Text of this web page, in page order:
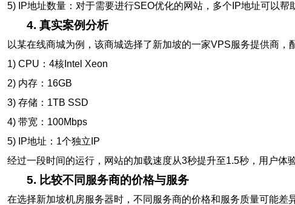
5) IP地址数量：对于需要进行SEO优化的网站，多个IP地址可以帮
4. 真实案例分析
以某在线商城为例，该商城选择了新加坡的一家VPS服务提供商，
1) CPU：4核Intel Xeon
2) 内存：16GB
3) 存储：1TB SSD
4) 带宽：100Mbps
5) IP地址：1个独立IP
经过一段时间的运行，网站的加载速度从3秒提升至1.5秒，用户体
5. 比较不同服务商的价格与服务
在选择新加坡机房服务器时，不同服务商的价格和服务质量可能差